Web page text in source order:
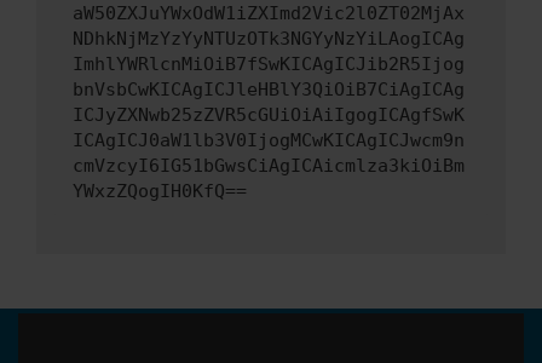
aW50ZXJuYWxOdW1iZXImd2Vic2l0ZT02MjAx
NDhkNjMzYzYyNTUzOTk3NGYyNzYiLAogICAg
ImhlYWRlcnMiOiB7fSwKICAgICJib2R5Ijog
bnVsbCwKICAgICJleHBlY3QiOiB7CiAgICAg
ICJyZXNwb25zZVR5cGUiOiAiIgogICAgfSwK
ICAgICJ0aW1lb3V0IjogMCwKICAgICJwcm9n
cmVzcyI6IG51bGwsCiAgICAicmlza3kiOiBm
YWxzZQogIH0KfQ==